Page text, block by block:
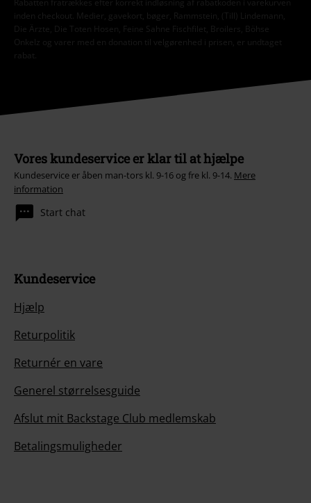
Rabatten fratrækkes efter korrekt indløsning af rabatkoden i varekurven
inden checkout. Medier, gavekort, bøger, Rammstein, (Till) Lindemann,
Die Ärzte, Die Toten Hosen, Feine Sahne Fischfilet, Broilers, Böhse
Onkelz og varer med en donation til velgørenhed i prisen, er undtaget
rabat.
Vores kundeservice er klar til at hjælpe
Kundeservice er åben man-tors kl. 9-16 og fre kl. 9-14. Mere
information
Start chat
Kundeservice
Hjælp
Returpolitik
Returnér en vare
Generel størrelsesguide
Afslut mit Backstage Club medlemskab
Betalingsmuligheder